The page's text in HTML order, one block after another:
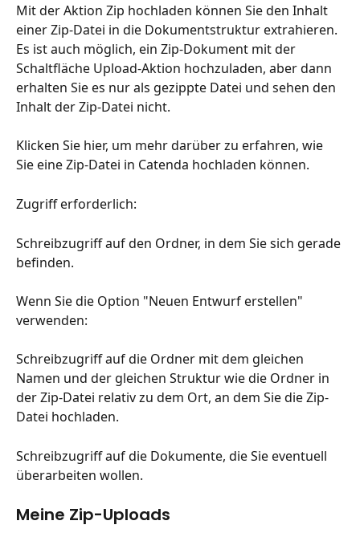
Mit der Aktion Zip hochladen können Sie den Inhalt
einer Zip-Datei in die Dokumentstruktur extrahieren.
Es ist auch möglich, ein Zip-Dokument mit der
Schaltfläche Upload-Aktion hochzuladen, aber dann
erhalten Sie es nur als gezippte Datei und sehen den
Inhalt der Zip-Datei nicht.
Klicken Sie hier, um mehr darüber zu erfahren, wie
Sie eine Zip-Datei in Catenda hochladen können.
Zugriff erforderlich:
Schreibzugriff auf den Ordner, in dem Sie sich gerade
befinden.
Wenn Sie die Option "Neuen Entwurf erstellen"
verwenden:
Schreibzugriff auf die Ordner mit dem gleichen
Namen und der gleichen Struktur wie die Ordner in
der Zip-Datei relativ zu dem Ort, an dem Sie die Zip-
Datei hochladen.
Schreibzugriff auf die Dokumente, die Sie eventuell
überarbeiten wollen.
Meine Zip-Uploads